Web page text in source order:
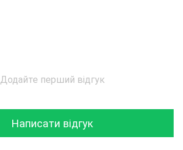
Додайте перший відгук
Написати відгук